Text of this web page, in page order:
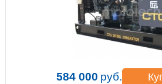
584 000 руб.